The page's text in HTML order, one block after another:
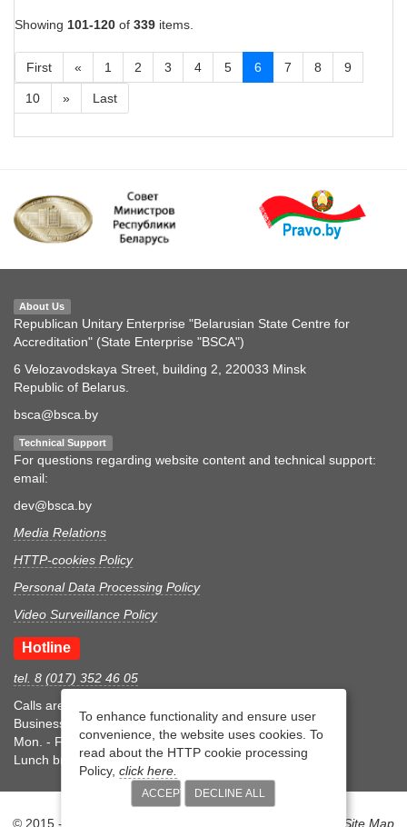
Showing 101-120 of 339 items.
First « 1 2 3 4 5 6 7 8 9
10 » Last
About Us
Republican Unitary Enterprise "Belarusian State Centre for
Accreditation" (State Enterprise "BSCA")
6 Velozavodskaya Street, building 2, 220033 Minsk
Republic of Belarus.
bsca@bsca.by
Technical Support
For questions regarding website content and technical support:
email:
dev@bsca.by
Media Relations
HTTP-cookies Policy
Personal Data Processing Policy
Video Surveillance Policy
Hotline
tel. 8 (017) 352 46 05
Calls are accepted during business hours
Business hours
Mon. - Fri.: 8:30-17:15
Lunch break 12:00-12:45
© 2015 - 2026 Belarusian State Centre for Accreditation | Site Map
To enhance functionality and ensure user
convenience, the website uses cookies. To
read about the HTTP cookie processing
Policy,click here.
ACCEPT DECLINE ALL